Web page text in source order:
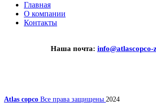
Главная
О компании
Контакты
Наша почта: info@atlascopco-
Atlas copco Все права защищены 2024